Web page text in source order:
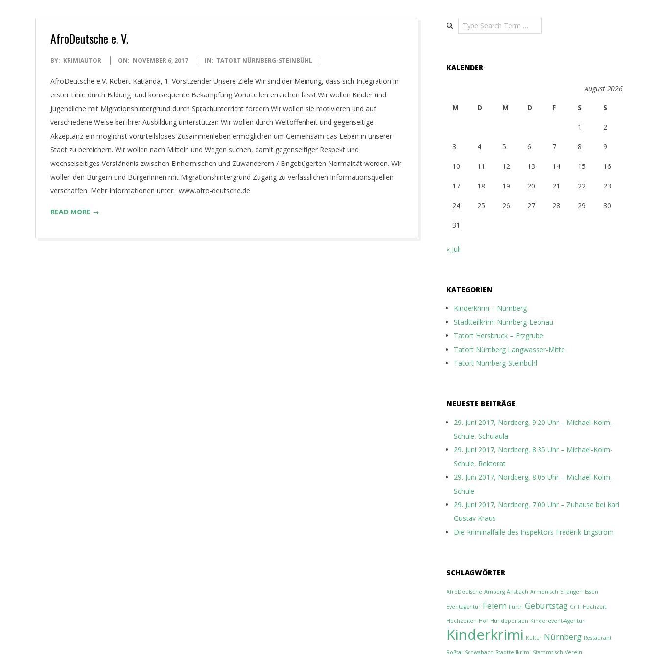
AfroDeutsche e. V.
2017-
06
BY: KRIMIAUTOR ON: NOVEMBER 6, 2017 IN: TATORT NÜRNBERG-STEINBÜHL
AfroDeutsche e.V. Robert Katianda, 1. Vorsitzender Unsere Ziele Wir sind der Meinung, dass sich Integration in
erster Linie durch Bildung und konsequente Bekämpfung Vorurteilen erreichen lässt:Wir wollen Kinder und
Jugendliche mit Migrationshintergrund durch Sprachunterricht fördern.Wir wollen sie motivieren und auf
verschiedene Weise bei ihrer Ausbildung unterstützen Wir wollen durch Weltoffenheit und gegenseitige
Akzeptanz ein möglichst vorurteilsloses Zusammenleben ermöglichen um Gemeinsam das Leben in unserer
Stadt zu bereichern. Wir wollen nach Mitteln und Wegen suchen, damit gegenseitiger Respekt und
wechselseitiges Verständnis zwischen Einheimischen und Zuwanderern / Eingebügerten Normalität werden. Wir
wollen den Bürgern und Bürgerinnen mit Migrationshintergrund Zugang zu verlässlichen Informationsquellen
verschaffen. Mehr Informationen unter: www.afro-deutsche.de
READ MORE →
Search
KALENDER
August 2026
M D M D F S S
1 2
3 4 5 6 7 8 9
10 11 12 13 14 15 16
17 18 19 20 21 22 23
24 25 26 27 28 29 30
31
« Juli
KATEGORIEN
Kinderkrimi – Nürnberg
Stadtteilkrimi Nürnberg-Leonau
Tatort Hersbruck – Erzgrube
Tatort Nürnberg Langwasser-Mitte
Tatort Nürnberg-Steinbühl
NEUESTE BEITRÄGE
29. Juni 2017, Nordberg, 9.20 Uhr – Michael-Kolm-
Schule, Schulaula
29. Juni 2017, Nordberg, 8.35 Uhr – Michael-Kolm-
Schule, Rektorat
29. Juni 2017, Nordberg, 8.05 Uhr – Michael-Kolm-
Schule
29. Juni 2017, Nordberg, 7.00 Uhr – Zuhause bei Karl
Gustav Kraus
Die Kriminalfälle des Inspektors Frederik Engström
SCHLAGWÖRTER
AfroDeutsche Amberg Ansbach Armenisch Erlangen Essen
Eventagentur Feiern Fürth Geburtstag Grill Hochzeit
Hochzeiten Hof Hundepension Kinderevent-Agentur
Kinderkrimi Kultur Nürnberg Restaurant
Roßtal Schwabach Stadtteilkrimi Stammtisch Verein